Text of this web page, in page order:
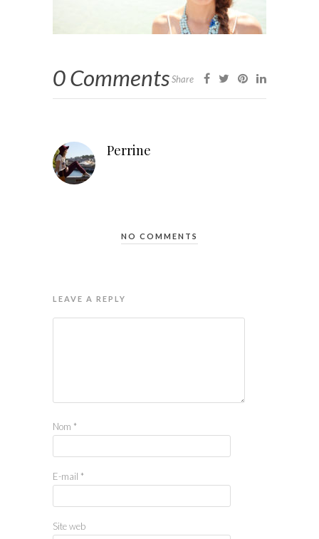
0 CommentsShare
Perrine
NO COMMENTS
LEAVE A REPLY
Nom *
E-mail *
Site web